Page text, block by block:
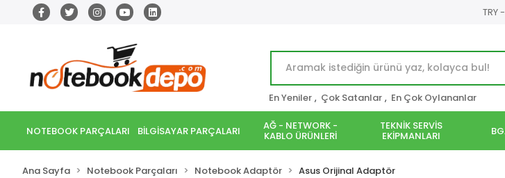
TRY
En Yeniler , Çok Satanlar , En Çok Oylananlar
NOTEBOOK PARÇALARI BİLGİSAYAR PARÇALARI AĞ - NETWORK -
KABLO ÜRÜNLERİ
TEKNİK SERVİS
EKİPMANLARI
Ana Sayfa Notebook Parçaları Notebook Adaptör Asus Orijinal Adaptör